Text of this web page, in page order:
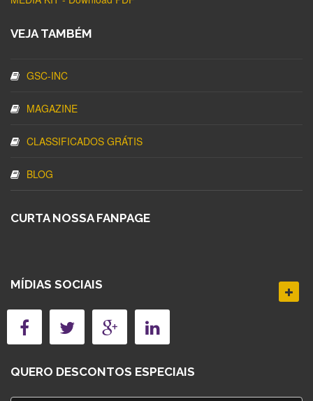
VEJA TAMBÉM
GSC-INC
MAGAZINE
CLASSIFICADOS GRÁTIS
BLOG
CURTA NOSSA FANPAGE
MÍDIAS SOCIAIS
QUERO DESCONTOS ESPECIAIS